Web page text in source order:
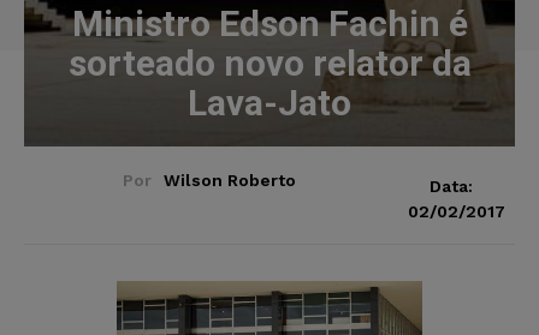
Ministro Edson Fachin é
sorteado novo relator da
Lava-Jato
Por Wilson Roberto
Data:
02/02/2017